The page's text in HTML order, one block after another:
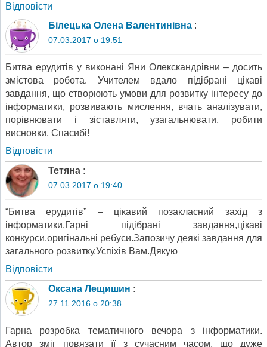
Відповіcти
Білецька Олена Валентинівна :
07.03.2017 о 19:51
Битва ерудитів у виконані Яни Олекскандрівни – досить
змістова робота. Учителем вдало підібрані цікаві
завдання, що створюють умови для розвитку інтересу до
інформатики, розвивають мислення, вчать аналізувати,
порівнювати і зіставляти, узагальнювати, робити
висновки. Спасибі!
Відповіcти
Тетяна :
07.03.2017 о 19:40
“Битва ерудитів” – цікавий позакласний захід з
інформатики.Гарні підібрані завдання,цікаві
конкурси,оригінальні ребуси.Запозичу деякі завдання для
загального розвитку.Успіхів Вам.Дякую
Відповіcти
Оксана Лещишин :
27.11.2016 о 20:38
Гарна розробка тематичного вечора з інформатики.
Автор зміг повязати її з сучасним часом, що дуже